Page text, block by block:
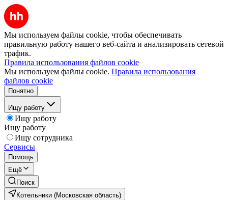
Мы используем файлы cookie, чтобы обеспечивать
правильную работу нашего веб-сайта и анализировать сетевой
трафик.
Правила использования файлов cookie
Мы используем файлы cookie. Правила использования
файлов cookie
Понятно
Ищу работу
Ищу работу
Ищу работу
Ищу сотрудника
Сервисы
Помощь
Ещё
Поиск
Котельники (Московская область)